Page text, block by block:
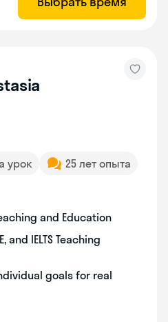
урок
25 лет опыта
and Education
and IELTS Teaching
goals for real